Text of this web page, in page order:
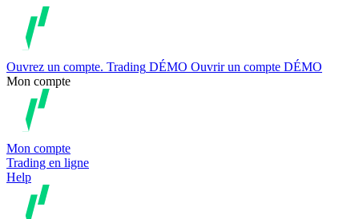
Ouvrez un compte. Trading DÉMO Ouvrir un compte DÉMO
Mon compte
Mon compte
Trading en ligne
Help